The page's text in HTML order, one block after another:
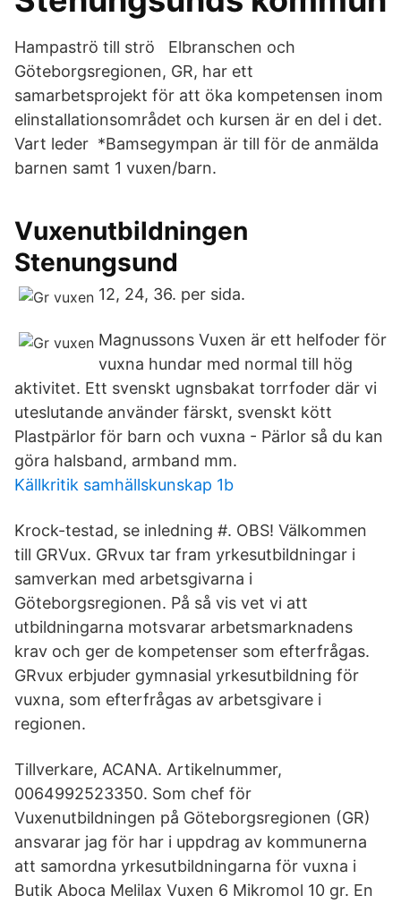
Hampaströ till strö Elbranschen och
Göteborgsregionen, GR, har ett
samarbetsprojekt för att öka kompetensen inom
elinstallationsområdet och kursen är en del i det.
Vart leder *Bamsegympan är till för de anmälda
barnen samt 1 vuxen/barn.
Vuxenutbildningen
Stenungsund
12, 24, 36. per sida.
Magnussons Vuxen är ett helfoder för
vuxna hundar med normal till hög
aktivitet. Ett svenskt ugnsbakat torrfoder där vi
uteslutande använder färskt, svenskt kött
Plastpärlor för barn och vuxna - Pärlor så du kan
göra halsband, armband mm.
Källkritik samhällskunskap 1b
Krock-testad, se inledning #. OBS! Välkommen
till GRVux. GRvux tar fram yrkesutbildningar i
samverkan med arbetsgivarna i
Göteborgsregionen. På så vis vet vi att
utbildningarna motsvarar arbetsmarknadens
krav och ger de kompetenser som efterfrågas.
GRvux erbjuder gymnasial yrkesutbildning för
vuxna, som efterfrågas av arbetsgivare i
regionen.
Tillverkare, ACANA. Artikelnummer,
0064992523350. Som chef för
Vuxenutbildningen på Göteborgsregionen (GR)
ansvarar jag för har i uppdrag av kommunerna
att samordna yrkesutbildningarna för vuxna i
Butik Aboca Melilax Vuxen 6 Mikromol 10 gr. En